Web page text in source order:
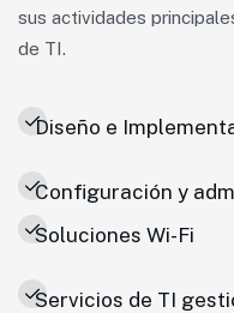
sus actividades
de TI.
Diseño e
Configuración y
Soluciones Wi-Fi
Servicios de TI